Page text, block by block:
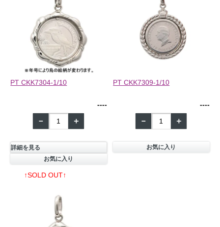
PT CKK7304-1/10
----
－ ＋
詳細を見る
お気に入り
↑SOLD OUT↑
PT CKK7309-1/10
----
－ ＋
お気に入り